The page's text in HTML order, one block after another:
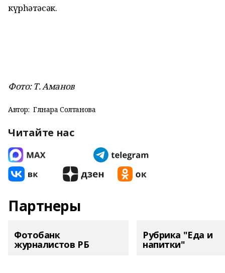
күрһәтәсәк.
Фото: Т. Аманов
Автор: Гөлнара Солтанова
Читайте нас
Партнеры
Фотобанк
журналистов РБ
Рубрика "Еда и
напитки"